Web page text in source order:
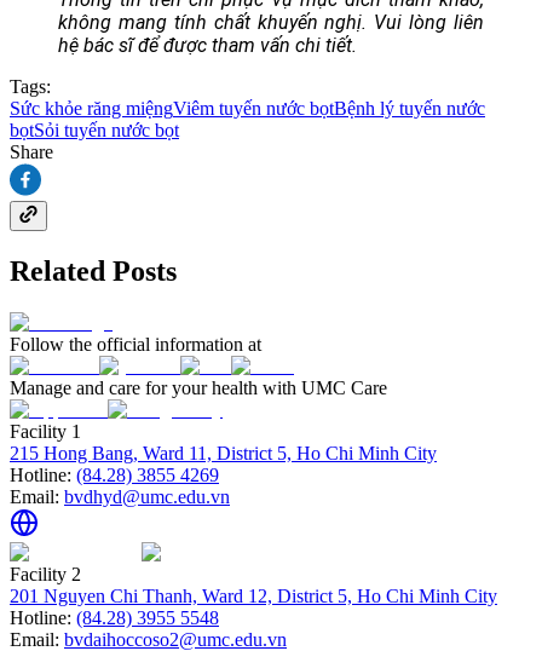
không mang tính chất khuyến nghị. Vui lòng liên
hệ bác sĩ để được tham vấn chi tiết.
Tags:
Sức khỏe răng miệngViêm tuyến nước bọtBệnh lý tuyến nước
bọtSỏi tuyến nước bọt
Share
Related Posts
Follow the official information at
Manage and care for your health with UMC Care
Facility 1
215 Hong Bang, Ward 11, District 5, Ho Chi Minh City
Hotline: (84.28) 3855 4269
Email: bvdhyd@umc.edu.vn
Facility 2
201 Nguyen Chi Thanh, Ward 12, District 5, Ho Chi Minh City
Hotline: (84.28) 3955 5548
Email: bvdaihoccoso2@umc.edu.vn